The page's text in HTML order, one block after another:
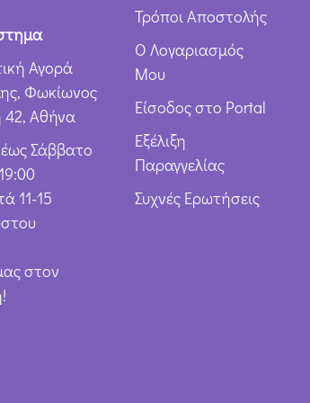
Αγορά
Φωκίωνος
42, Αθήνα
Σάββατο
11-15
στον
Τρόποι Αποστολής
Ο Λογαριασμός
Μου
Είσοδος στο Portal
Εξέλιξη
Παραγγελίας
Συχνές Ερωτήσεις